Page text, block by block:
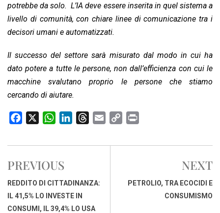
potrebbe da solo. L’IA deve essere inserita in quel sistema a
livello di comunità, con chiare linee di comunicazione tra i
decisori umani e automatizzati.
Il successo del settore sarà misurato dal modo in cui ha
dato potere a tutte le persone, non dall’efficienza con cui le
macchine svalutano proprio le persone che stiamo
cercando di aiutare.
c
b
o
o
k
W
a
s
A
p
p
n
d
I
n
r
d
a
p
i
PREVIOUS
REDDITO DI CITTADINANZA:
IL 41,5% LO INVESTE IN
CONSUMI, IL 39,4% LO USA
NEXT
PETROLIO, TRA ECOCIDI E
CONSUMISMO